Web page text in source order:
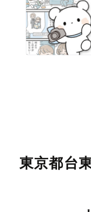
東京都台